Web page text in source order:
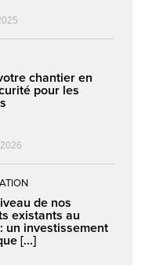
chantier en
pour les
de nos
existants au
un investissement
[...]